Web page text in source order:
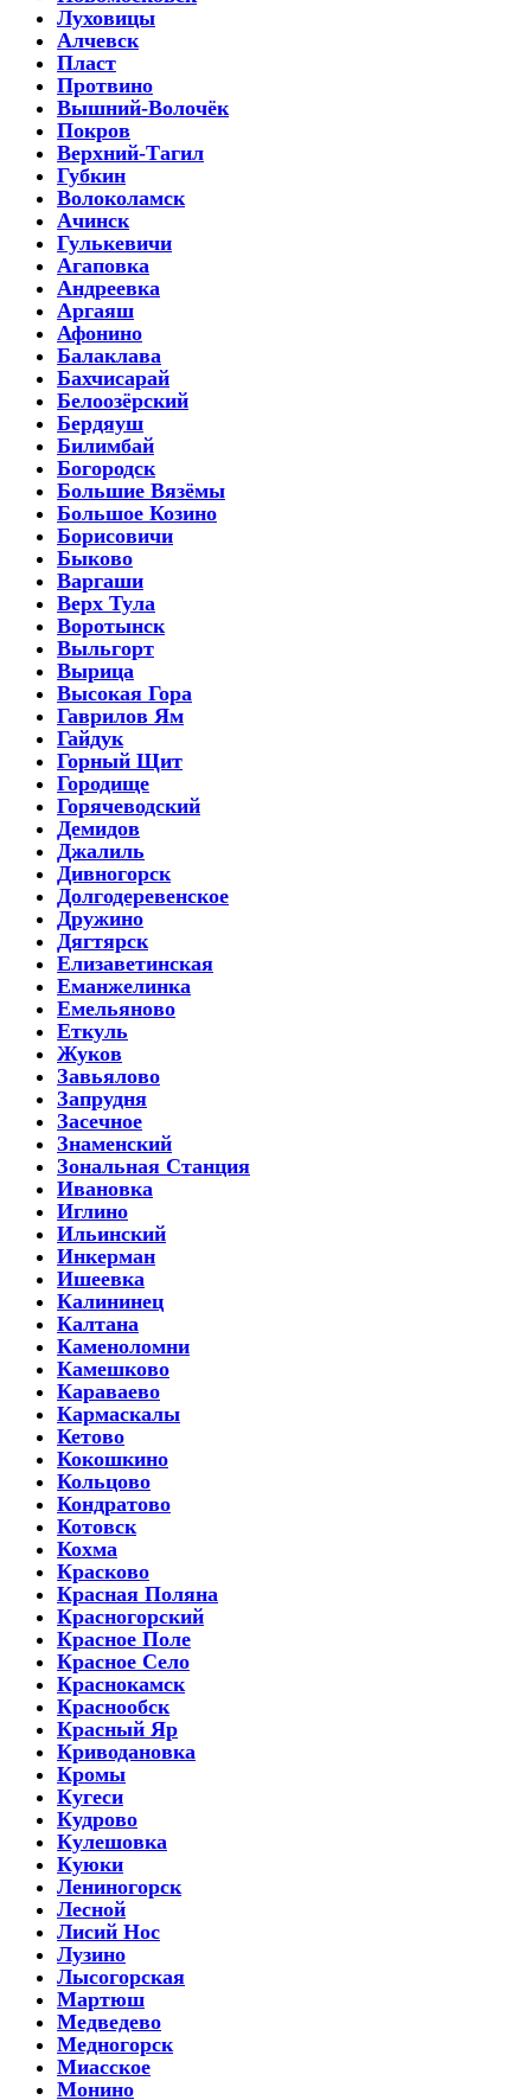
Луховицы
Алчевск
Пласт
Протвино
Вышний-Волочёк
Покров
Верхний-Тагил
Губкин
Волоколамск
Ачинск
Гулькевичи
Агаповка
Андреевка
Аргаяш
Афонино
Балаклава
Бахчисарай
Белоозёрский
Бердяуш
Билимбай
Богородск
Большие Вязёмы
Большое Козино
Борисовичи
Быково
Варгаши
Верх Тула
Воротынск
Выльгорт
Вырица
Высокая Гора
Гаврилов Ям
Гайдук
Горный Щит
Городище
Горячеводский
Демидов
Джалиль
Дивногорск
Долгодеревенское
Дружино
Дягтярск
Елизаветинская
Еманжелинка
Емельяново
Еткуль
Жуков
Завьялово
Запрудня
Засечное
Знаменский
Зональная Станция
Ивановка
Иглино
Ильинский
Инкерман
Ишеевка
Калининец
Калтана
Каменоломни
Камешково
Караваево
Кармаскалы
Кетово
Кокошкино
Кольцово
Кондратово
Котовск
Кохма
Красково
Красная Поляна
Красногорский
Красное Поле
Красное Село
Краснокамск
Краснообск
Красный Яр
Криводановка
Кромы
Кугеси
Кудрово
Кулешовка
Куюки
Лениногорск
Лесной
Лисий Нос
Лузино
Лысогорская
Мартюш
Медведево
Медногорск
Миасское
Монино